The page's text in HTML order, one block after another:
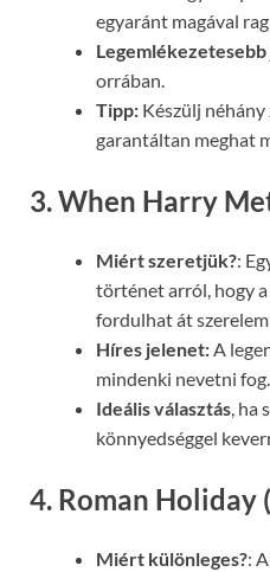
egyaránt magával
orrában.
Tipp: Készülj
garantáltan meghat
3. When Harry
Miért szeretjük?:
történet arról, hogy
fordulhat át
Híres jelenet:A
mindenki nevetni fog.
Ideális választás, ha
könnyedséggel
4. Roman Holiday
Miért különleges?: